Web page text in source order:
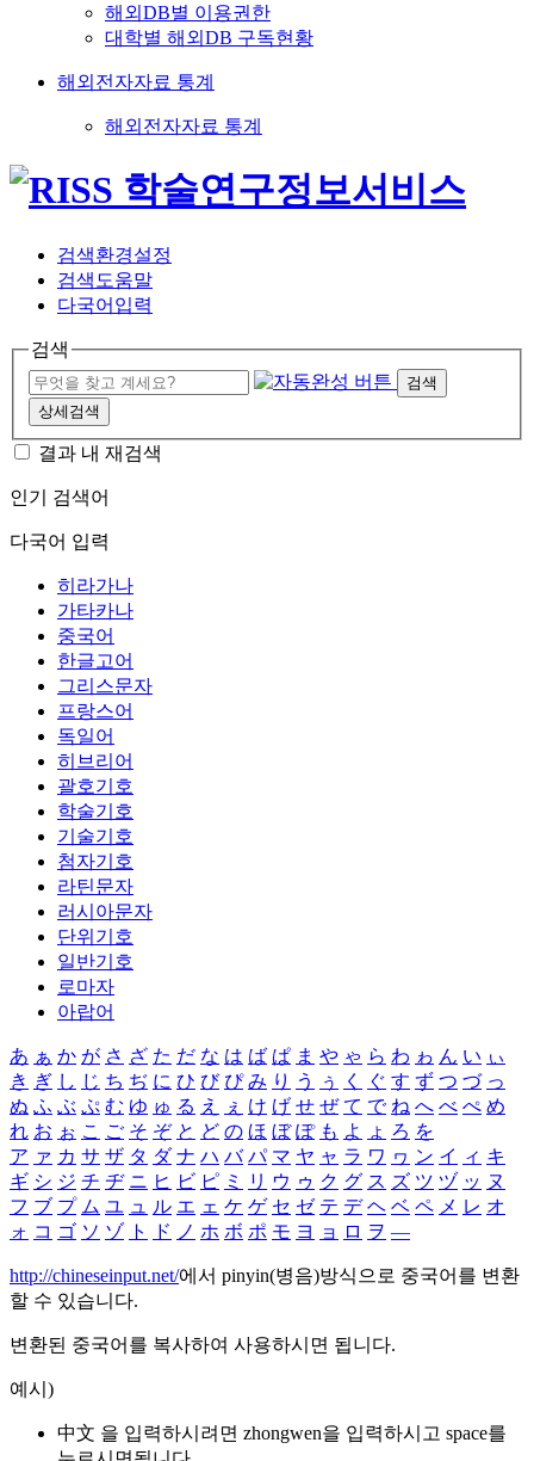
해외DB별 이용권한
대학별 해외DB 구독현황
해외전자자료 통계
해외전자자료 통계
검색환경설정
검색도움말
다국어입력
검색
검색
상세검색
결과 내 재검색
인기 검색어
다국어 입력
히라가나
가타카나
중국어
한글고어
그리스문자
프랑스어
독일어
히브리어
괄호기호
학술기호
기술기호
첨자기호
라틴문자
러시아문자
단위기호
일반기호
로마자
아랍어
あ ぁ か が さ ざ た だ な は ば ぱ ま や ゃ ら わ ゎ ん い ぃ
き ぎ し じ ち ぢ に ひ び ぴ み り う ぅ く ぐ す ず つ づ っ
ぬ ふ ぶ ぷ む ゆ ゅ る え ぇ け げ せ ぜ て で ね へ べ ぺ め
れ お ぉ こ ご そ ぞ と ど の ほ ぼ ぽ も よ ょ ろ を
ア ァ カ サ ザ タ ダ ナ ハ バ パ マ ヤ ャ ラ ワ ヮ ン イ ィ キ
ギ シ ジ チ ヂ ニ ヒ ビ ピ ミ リ ウ ゥ ク グ ス ズ ツ ヅ ッ ヌ
フ ブ プ ム ユ ュ ル エ ェ ケ ゲ セ ゼ テ デ ヘ ベ ペ メ レ オ
ォ コ ゴ ソ ゾ ト ド ノ ホ ボ ポ モ ヨ ョ ロ ヲ ―
http://chineseinput.net/에서 pinyin(병음)방식으로 중국어를 변환
할 수 있습니다.
변환된 중국어를 복사하여 사용하시면 됩니다.
예시)
中文 을 입력하시려면 zhongwen을 입력하시고 space를